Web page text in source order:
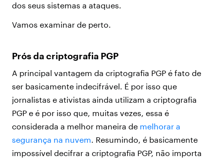
dos seus sistemas a ataques.
Vamos examinar de perto.
Prós da criptografia PGP
A principal vantagem da criptografia PGP é fato de
ser basicamente indecifrável. É por isso que
jornalistas e ativistas ainda utilizam a criptografia
PGP e é por isso que, muitas vezes, essa é
considerada a melhor maneira de melhorar a
segurança na nuvem. Resumindo, é basicamente
impossível decifrar a criptografia PGP, não importa